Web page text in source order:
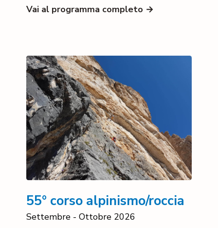
Vai al programma completo →
55° corso alpinismo/roccia
Settembre - Ottobre 2026